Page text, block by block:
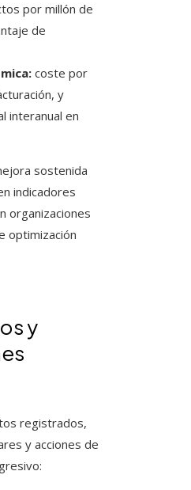
por millón de
de
coste por
y
interanual en
sostenida
indicadores
organizaciones
optimización
y
registrados,
y acciones de